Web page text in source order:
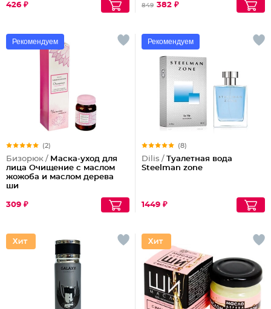
426 ₽ 849 382 ₽
Рекомендуем
(2)
Бизорюк / Маска-уход для
лица Очищение с маслом
жожоба и маслом дерева
ши
309 ₽
Рекомендуем
(8)
Dilis / Туалетная вода
Steelman zone
1449 ₽